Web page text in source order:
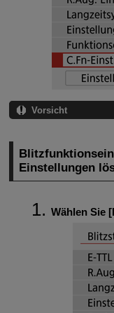
Vorsicht
Einstellungen
Wählen Sie [